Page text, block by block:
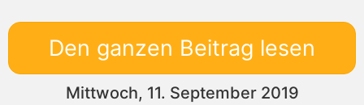
Den ganzen Beitrag lesen
Mittwoch, 11. September 2019